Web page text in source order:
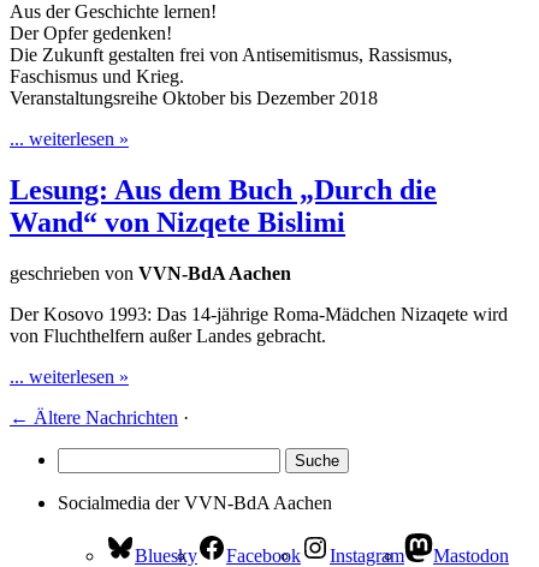
Aus der Geschichte lernen!
Der Opfer gedenken!
Die Zukunft gestalten frei von Antisemitismus, Rassismus,
Faschismus und Krieg.
Veranstaltungsreihe Oktober bis Dezember 2018
... weiterlesen »
Lesung: Aus dem Buch „Durch die
Wand“ von Nizqete Bislimi
geschrieben von VVN-BdA Aachen
Der Kosovo 1993: Das 14-jährige Roma-Mädchen Nizaqete wird
von Fluchthelfern außer Landes gebracht.
... weiterlesen »
← Ältere Nachrichten ·
Socialmedia der VVN-BdA Aachen
Bluesky Facebook Instagram
Mastodon